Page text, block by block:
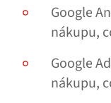
Google
nákupu,
Google
nákupu,